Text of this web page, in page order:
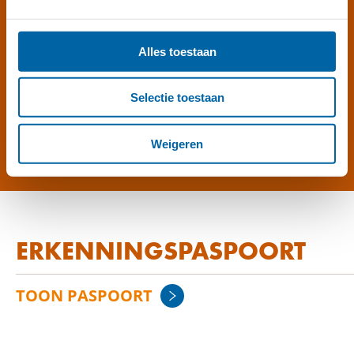
Alles toestaan
Selectie toestaan
Weigeren
GEVEN AAN BLUYSSEN
FONDS?
ERKENNINGSPASPOORT
TOON PASPOORT